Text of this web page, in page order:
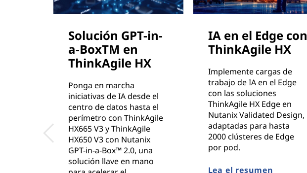
Solución GPT-in-
a-BoxTM en
ThinkAgile HX
Ponga en marcha
iniciativas de IA desde el
centro de datos hasta el
perímetro con ThinkAgile
HX665 V3 y ThinkAgile
HX650 V3 con Nutanix
GPT-in-a-Box™ 2.0, una
solución llave en mano
IA en el Edge con
ThinkAgile HX
Implemente cargas de
trabajo de IA en el Edge
con las soluciones
ThinkAgile HX Edge en
Nutanix Validated Design,
adaptadas para hasta
2000 clústeres de Edge
por pod.
Lea el resumen